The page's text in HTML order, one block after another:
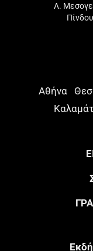
Λ.
Αθήνα